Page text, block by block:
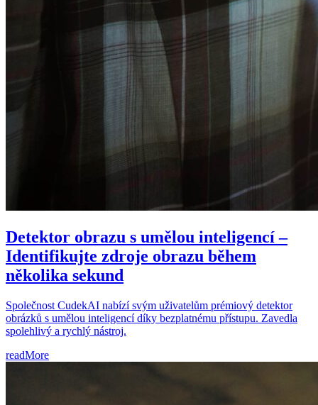
Detektor obrazu s umělou inteligencí –
Identifikujte zdroje obrazu během
několika sekund
Společnost CudekAI nabízí svým uživatelům prémiový detektor
obrázků s umělou inteligencí díky bezplatnému přístupu. Zavedla
spolehlivý a rychlý nástroj.
readMore